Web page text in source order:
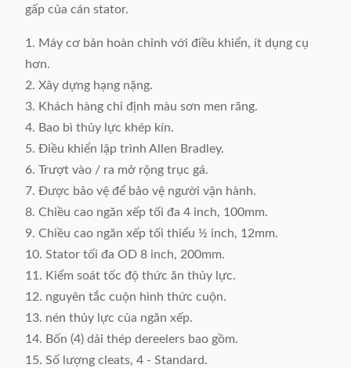
gói:
không trong trường hợp ván
gấp của cán stator.
1. Máy cơ bản hoàn chỉnh với điều khiển, ít dụng cụ
hơn.
2. Xây dựng hạng nặng.
3. Khách hàng chỉ định màu sơn men răng.
4. Bao bì thủy lực khép kín.
5. Điều khiển lập trình Allen Bradley.
6. Trượt vào / ra mở rộng trục gá.
7. Được bảo vệ để bảo vệ người vận hành.
8. Chiều cao ngăn xếp tối đa 4 inch, 100mm.
9. Chiều cao ngăn xếp tối thiểu ½ inch, 12mm.
10. Stator tối đa OD 8 inch, 200mm.
11. Kiểm soát tốc độ thức ăn thủy lực.
12. nguyên tắc cuộn hình thức cuộn.
13. nén thủy lực của ngăn xếp.
14. Bốn (4) dải thép dereelers bao gồm.
15. Số lượng cleats, 4 - Standard.